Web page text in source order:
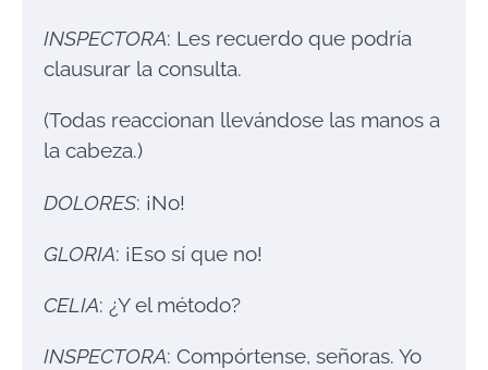
INSPECTORA: Les recuerdo que podría
clausurar la consulta.
(Todas reaccionan llevándose las manos a
la cabeza.)
DOLORES: ¡No!
GLORIA: ¡Eso sí que no!
CELIA: ¿Y el método?
INSPECTORA: Compórtense, señoras. Yo